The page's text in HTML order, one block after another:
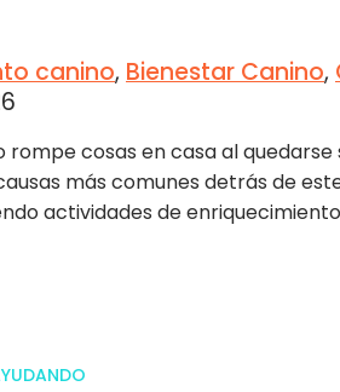
canino, Bienestar Canino,
rompe cosas en casa al
más comunes detrás de
actividades de